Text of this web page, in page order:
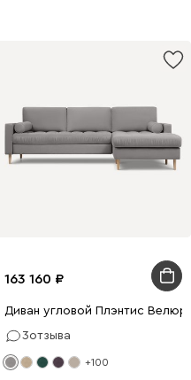
163 160
Диван угловой Плэнтис
3отзыва
+100